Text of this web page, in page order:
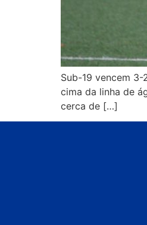
Sub-19 vencem
cima da linha de
cerca de […]